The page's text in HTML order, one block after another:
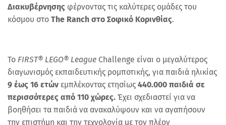
Διακυβέρνησης φέρνοντας τις καλύτερες ομάδες του
κόσμου στο The Ranch στο Σοφικό Κορινθίας.
Το FIRST® LEGO® League Challenge είναι ο μεγαλύτερος
διαγωνισμός εκπαιδευτικής ρομποτικής, για παιδιά ηλικίας
9 έως 16 ετών εμπλέκοντας ετησίως 440.000 παιδιά σε
περισσότερες από 110 χώρες. Έχει σχεδιαστεί για να
βοηθήσει τα παιδιά να ανακαλύψουν και να αγαπήσουν
την επιστήμη και την τεχνολογία με τον πλέον